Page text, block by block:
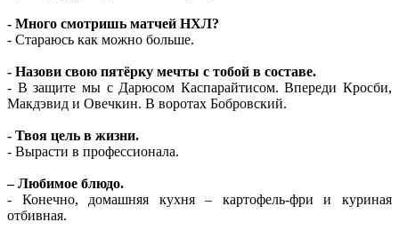
- Много смотришь матчей НХЛ?
- Стараюсь как можно больше.
- Назови свою пятёрку мечты с тобой в составе.
- В защите мы с Дарюсом Каспарайтисом. Впереди Кросби,
Макдэвид и Овечкин. В воротах Бобровский.
- Твоя цель в жизни.
- Вырасти в профессионала.
– Любимое блюдо.
- Конечно, домашняя кухня – картофель-фри и куриная
отбивная.